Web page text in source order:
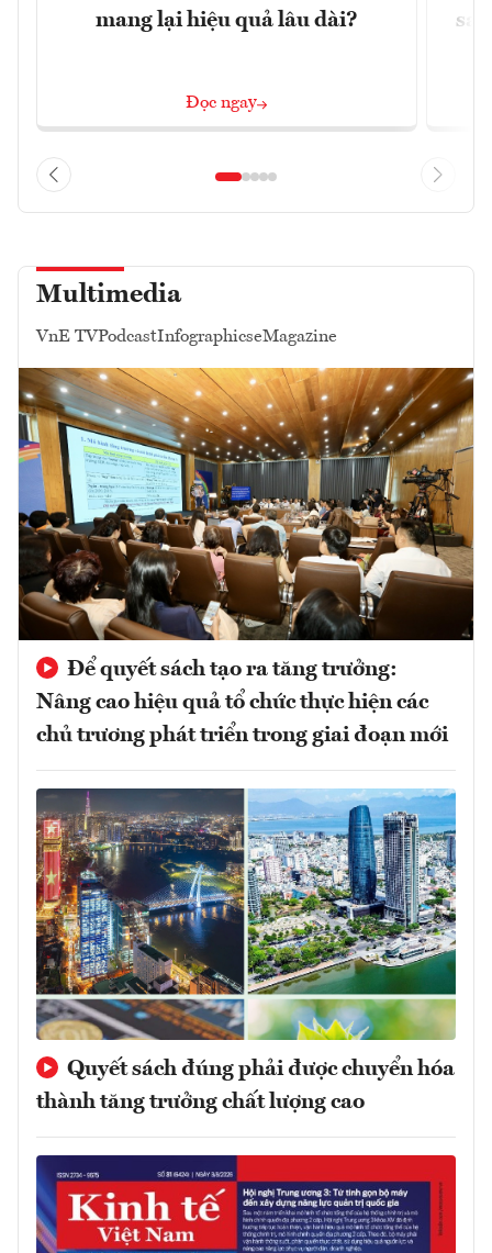
mang lại hiệu quả lâu dài?
Đọc ngay
Multimedia
VnE TVPodcastInfographicseMagazine
Để quyết sách tạo ra tăng trưởng:
Nâng cao hiệu quả tổ chức thực hiện các
chủ trương phát triển trong giai đoạn mới
Quyết sách đúng phải được chuyển hóa
thành tăng trưởng chất lượng cao